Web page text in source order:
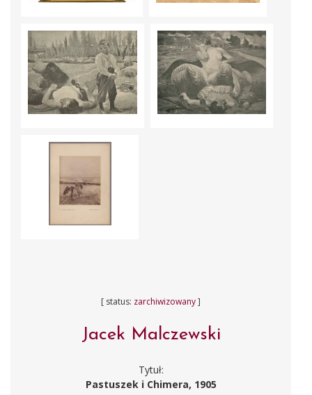
[ status: zarchiwizowany]
Jacek Malczewski
Tytuł:
Pastuszek i Chimera, 1905